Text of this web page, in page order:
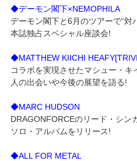
◆デーモン閣下×NEMOPHILA
デーモン閣下と6月のツアーで“対
本誌独占スペシャル座談会!
◆MATTHEW KIICHI
コラボを実現させたマシュー・
人の出会いや今後の展望を語る!
◆MARC HUDSON
DRAGONFORCEのリード・シン
ソロ・アルバムをリリース!
◆ALL FOR METAL